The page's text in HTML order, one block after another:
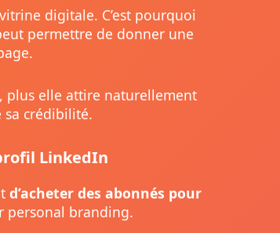
digitale. C’est pourquoi
permettre de donner une
plus elle attire naturellement
sa crédibilité.
LinkedIn
d’acheter des abonnés pour
personal branding.